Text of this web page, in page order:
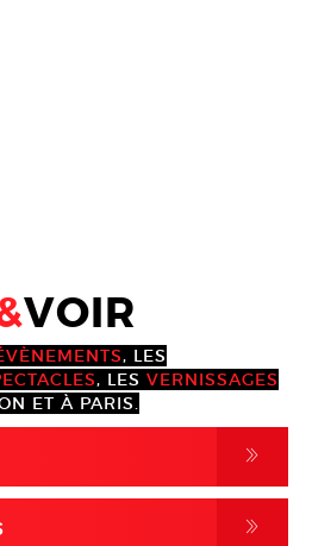
VOIR
, LES
, LES VERNISSAGES
ET À PARIS.
,
,